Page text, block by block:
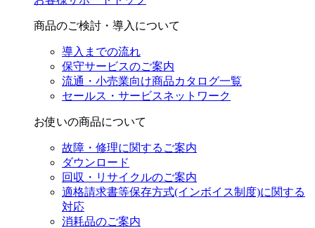
商品のご検討・導入について
導入までの流れ
保守サービスのご案内
流通・小売業向け商品カタログ一覧
セールス・サービスネットワーク
お使いの商品について
故障・修理に関するご案内
ダウンロード
回収・リサイクルのご案内
適格請求書等保存方式(インボイス制度)に関する
対応
消耗品のご案内